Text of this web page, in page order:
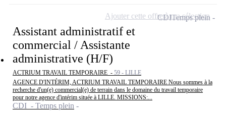
Assistant administratif et
commercial / Assistante
administrative (H/F)
ACTRIUM TRAVAIL TEMPORAIRE - 59 - LILLE
AGENCE D'INTÉRIM, ACTRIUM TRAVAIL TEMPORAIRE Nous sommes à la
recherche d'un(e) commercial(e) de terrain dans le domaine du travail temporaire
pour notre agence d'intérim située à LILLE. MISSIONS:...
CDI - Temps plein
CDITemps plein
Ajouter cette offre à ma sélection